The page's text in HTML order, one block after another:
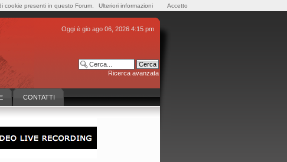
Oggi è gio ago 06, 2026 4:15 pm
Ricerca avanzata
CONTATTI
cookie presenti in questo Forum. Ulteriori informazioni Accetto